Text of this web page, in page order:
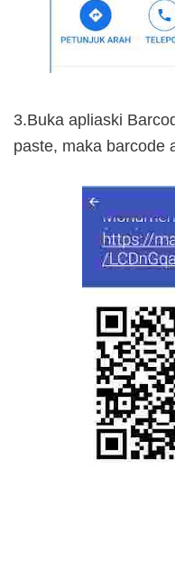
3.Buka apliaski
paste, maka barcode